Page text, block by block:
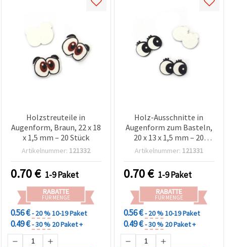
Holzstreuteile in
Augenform, Braun, 22 x 18
x 1,5 mm – 20 Stück
Artikelnummer: 121332
0.70€ 1-9 Paket
RABATTE
FÜR MENGE
0.56 €- 20 %10-19 Paket
0.49 €- 30 % 20 Paket +
Holz-Ausschnitte in
Augenform zum Basteln,
20 x 13 x 1,5 mm – 20
Stück
Artikelnummer: 121331
0.70€ 1-9 Paket
RABATTE
FÜR MENGE
0.56 €- 20 %10-19 Paket
0.49 €- 30 % 20 Paket +